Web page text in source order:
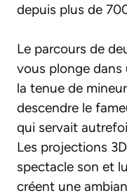
depuis plus de
Le parcours de
vous plonge dans
la tenue de
descendre le
qui servait
Les projections
spectacle son et
créent une